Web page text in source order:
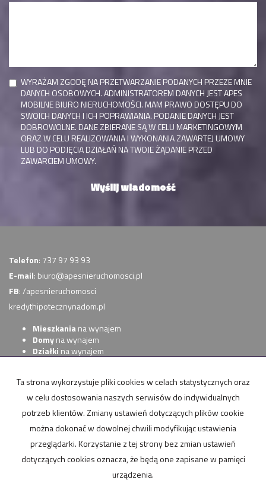
WYRAŻAM ZGODĘ NA PRZETWARZANIE PODANYCH PRZEZE MNIE
DANYCH OSOBOWYCH. ADMINISTRATOREM DANYCH JEST APES
MOBILNE BIURO NIERUCHOMOŚCI. MAM PRAWO DOSTĘPU DO
SWOICH DANYCH I ICH POPRAWIANIA. PODANIE DANYCH JEST
DOBROWOLNE. DANE ZBIERANE SĄ W CELU MARKETINGOWYM
ORAZ W CELU REALIZOWANIA I WYKONANIA ZAWARTEJ UMOWY
LUB DO PODJĘCIA DZIAŁAŃ NA TWOJE ŻĄDANIE PRZED
ZAWARCIEM UMOWY.
Telefon: 737 97 93 93
E-mail: biuro@apesnieruchomosci.pl
FB:/apesnieruchomosci
kredythipotecznynadom.pl
Mieszkaniana wynajem
Domyna wynajem
Działki na wynajem
Obiektyna wynajem
Mieszkaniana sprzedaż
Domyna sprzedaż
Działkina sprzedaż
Lokale
na sprzedaż
Halena sprzedaż
Obiektyna sprzedaż
Ta strona wykorzystuje pliki cookies w celach statystycznych oraz
w celu dostosowania naszych serwisów do indywidualnych
potrzeb klientów. Zmiany ustawień dotyczących plików cookie
można dokonać w dowolnej chwili modyfikując ustawienia
przeglądarki. Korzystanie z tej strony bez zmian ustawień
dotyczących cookies oznacza, że będą one zapisane w pamięci
urządzenia.